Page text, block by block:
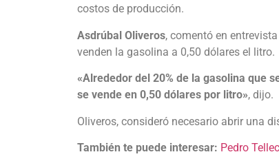
costos de producción.
Asdrúbal Oliveros, comentó en
venden la gasolina a 0,50 dólares el litro.
«Alrededor del 20% de la gasolina que
se vende en 0,50 dólares por litro», dijo.
Oliveros, consideró necesario abrir una
También te puede interesar: Pedro